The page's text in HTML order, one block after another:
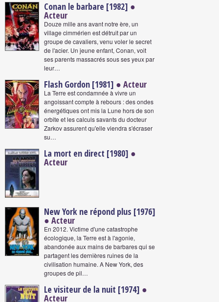
Conan le barbare [1982] ●
Acteur
Douze mille ans avant notre ère, un
village cimmérien est détruit par un
groupe de cavaliers, venu voler le secret
de l'acier. Un jeune enfant, Conan, voit
ses parents massacrés sous ses yeux par
leur…
Flash Gordon [1981] ● Acteur
La Terre est condamnée à vivre un
angoissant compte à rebours : des ondes
énergétiques ont mis la Lune hors de son
orbite et les calculs savants du docteur
Zarkov assurent qu'elle viendra s'écraser
su…
La mort en direct [1980] ●
Acteur
New York ne répond plus [1976]
● Acteur
En 2012. Victime d'une catastrophe
écologique, la Terre est à l'agonie,
abandonée aux mains de barbares qui se
partagent les dernières ruines de la
civilisation humaine. A New York, des
groupes de pil…
Le visiteur de la nuit [1974] ●
Acteur